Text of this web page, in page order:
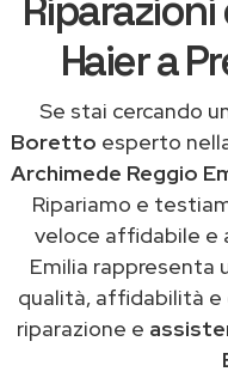
Haier a
Se stai cercando
Boretto esperto
Archimede Reggio
Ripariamo e
veloce affidabile e
Emilia rappresenta
qualità, affidabilità e
riparazione e